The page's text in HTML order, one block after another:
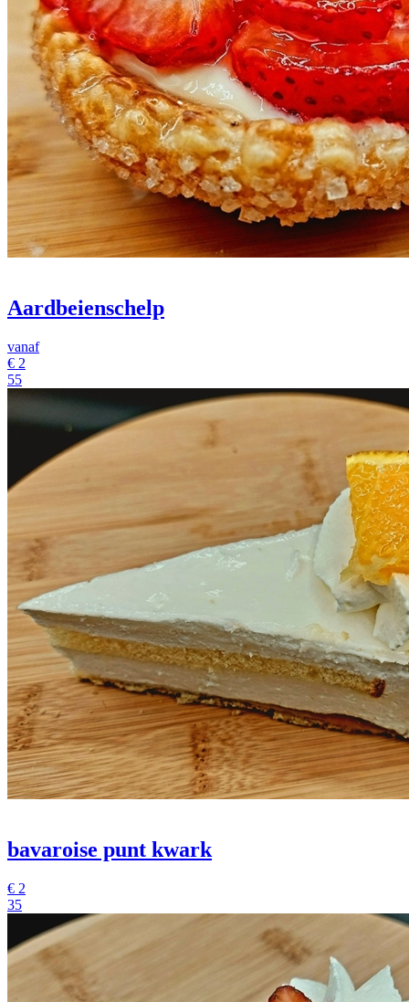
Aardbeienschelp
vanaf
€ 2
55
bavaroise punt kwark
€ 2
35